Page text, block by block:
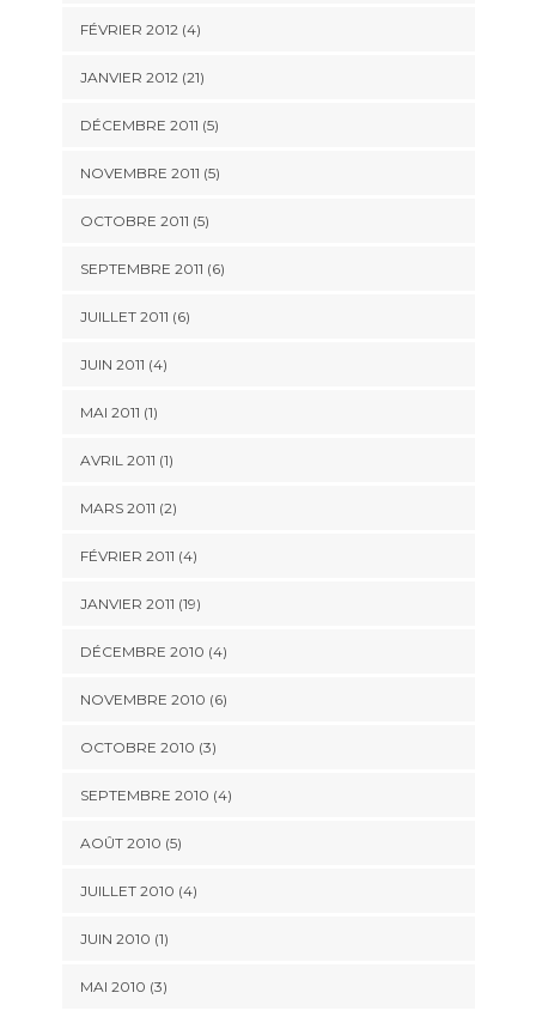
FÉVRIER 2012 (4)
JANVIER 2012 (21)
DÉCEMBRE 2011 (5)
NOVEMBRE 2011 (5)
OCTOBRE 2011 (5)
SEPTEMBRE 2011 (6)
JUILLET 2011 (6)
JUIN 2011 (4)
MAI 2011 (1)
AVRIL 2011 (1)
MARS 2011 (2)
FÉVRIER 2011 (4)
JANVIER 2011 (19)
DÉCEMBRE 2010 (4)
NOVEMBRE 2010 (6)
OCTOBRE 2010 (3)
SEPTEMBRE 2010 (4)
AOÛT 2010 (5)
JUILLET 2010 (4)
JUIN 2010 (1)
MAI 2010 (3)